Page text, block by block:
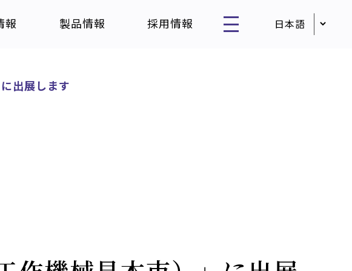
報 製品情報 採用情報
出展します